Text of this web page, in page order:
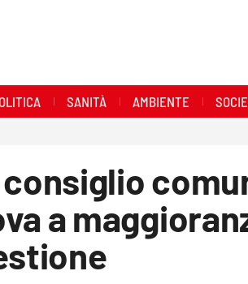
SANITÀ AMBIENTE
consiglio
a